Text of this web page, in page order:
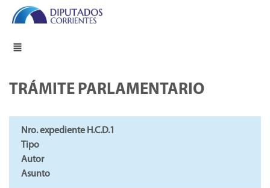
TRÁMITE PARLAMENTARIO
Nro. expediente H.C.D.1
Tipo
Autor
Asunto